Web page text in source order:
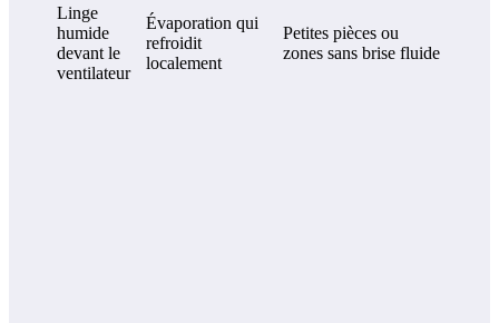
Linge
humide
devant le
ventilateur
Évaporation qui
refroidit
localement
Petites pièces ou
zones sans brise fluide